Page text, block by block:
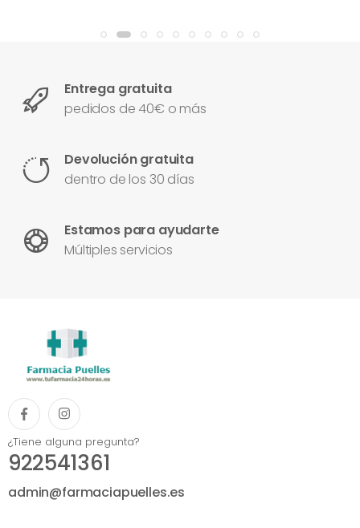
Entrega gratuita
pedidos de 40€ o más
Devolución gratuita
dentro de los 30 días
Estamos para ayudarte
Múltiples servicios
¿Tiene alguna pregunta?
922541361
admin@farmaciapuelles.es